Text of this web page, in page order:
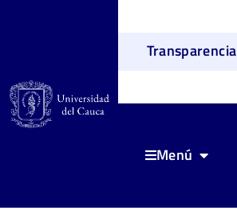
Transparencia
Menú